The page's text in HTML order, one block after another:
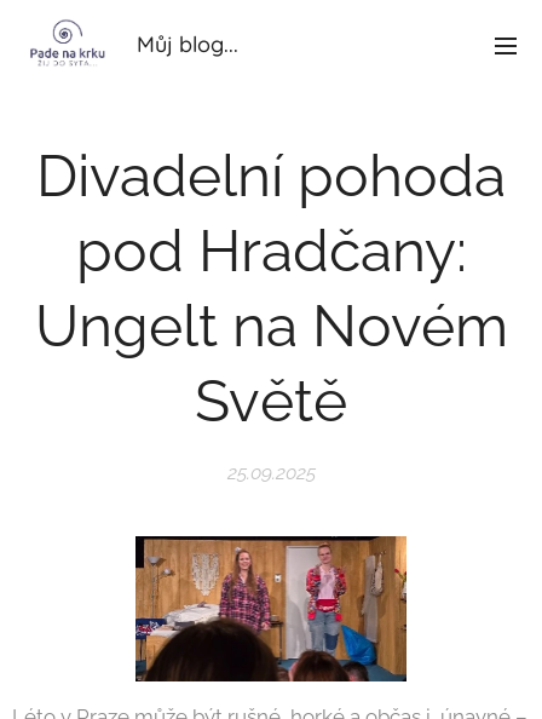
Můj blog...
Divadelní pohoda
pod Hradčany:
Ungelt na Novém
Světě
25.09.2025